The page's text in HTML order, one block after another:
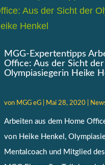
MGG-Expertentipps
Office: Aus der Sicht der
Olympiasiegerin Heike
von MGG eG Mai 28, 2020
Arbeiten aus dem Home
von Heike Henkel,
Mentalcoach und Mitglied